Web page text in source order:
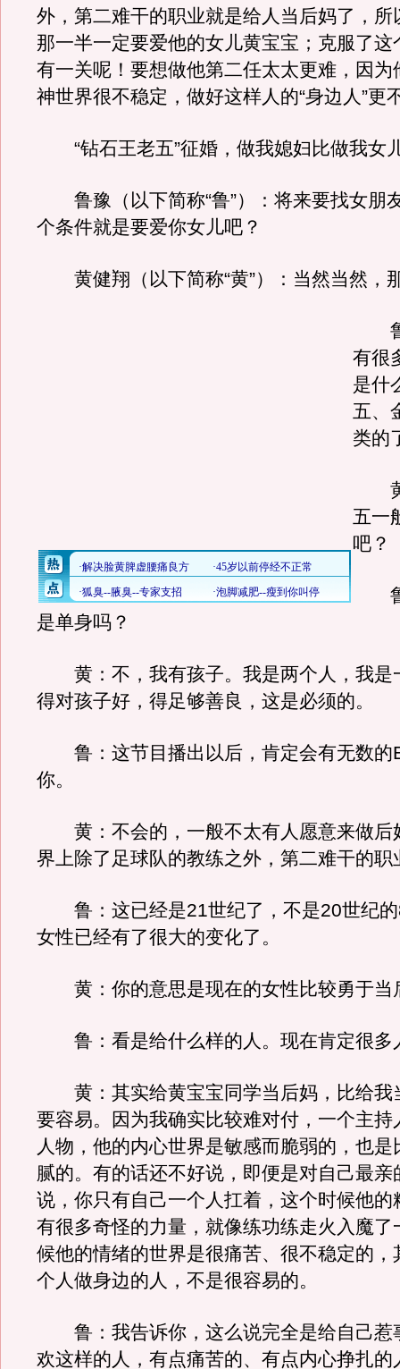
外，第二难干的职业就是给人当后妈了，所
那一半一定要爱他的女儿黄宝宝；克服了这
有一关呢！要想做他第二任太太更难，因为
神世界很不稳定，做好这样人的“身边人”
“钻石王老五”征婚，做我媳妇比做我女
鲁豫（以下简称“鲁”）：将来要找女朋
个条件就是要爱你女儿吧？
黄健翔（以下简称“黄”）：当然当然，
鲁
有很
是什
五、
类的
黄
五一
吧？
鲁
是单身吗？
黄：不，我有孩子。我是两个人，我是
得对孩子好，得足够善良，这是必须的。
鲁：这节目播出以后，肯定会有无数的
你。
黄：不会的，一般不太有人愿意来做后
界上除了足球队的教练之外，第二难干的职
鲁：这已经是21世纪了，不是20世纪的
女性已经有了很大的变化了。
黄：你的意思是现在的女性比较勇于当
鲁：看是给什么样的人。现在肯定很多
黄：其实给黄宝宝同学当后妈，比给我
要容易。因为我确实比较难对付，一个主持
人物，他的内心世界是敏感而脆弱的，也是
腻的。有的话还不好说，即便是对自己最亲
说，你只有自己一个人扛着，这个时候他的
有很多奇怪的力量，就像练功练走火入魔了
候他的情绪的世界是很痛苦、很不稳定的，
个人做身边的人，不是很容易的。
鲁：我告诉你，这么说完全是给自己惹
欢这样的人，有点痛苦的、有点内心挣扎的